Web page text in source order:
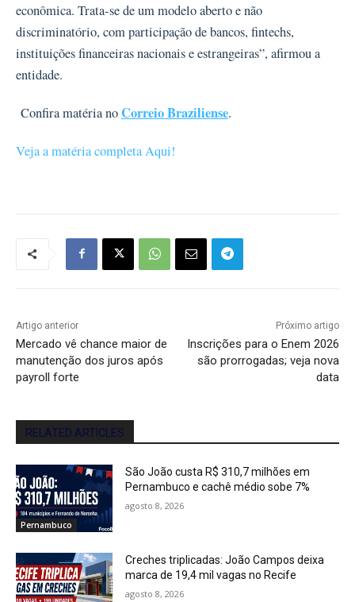
econômica. Trata-se de um modelo aberto e não
discriminatório, com participação de bancos, fintechs,
instituições financeiras nacionais e estrangeiras”, afirmou a
entidade.
Confira matéria noCorreio Braziliense.
Veja a matéria completa Aqui!
Artigo anterior
Mercado vê chance maior de
manutenção dos juros após
payroll forte
Próximo artigo
Inscrições para o Enem 2026
são prorrogadas; veja nova
data
RELATED ARTICLES
Pernambuco
São João custa R$ 310,7 milhões em
Pernambuco e cachê médio sobe 7%
agosto 8, 2026
Creches triplicadas: João Campos deixa
marca de 19,4 mil vagas no Recife
agosto 8, 2026